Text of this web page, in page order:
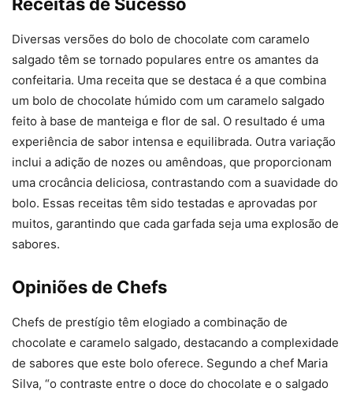
Receitas de Sucesso
Diversas versões do bolo de chocolate com caramelo
salgado têm se tornado populares entre os amantes da
confeitaria. Uma receita que se destaca é a que combina
um bolo de chocolate húmido com um caramelo salgado
feito à base de manteiga e flor de sal. O resultado é uma
experiência de sabor intensa e equilibrada. Outra variação
inclui a adição de nozes ou amêndoas, que proporcionam
uma crocância deliciosa, contrastando com a suavidade do
bolo. Essas receitas têm sido testadas e aprovadas por
muitos, garantindo que cada garfada seja uma explosão de
sabores.
Opiniões de Chefs
Chefs de prestígio têm elogiado a combinação de
chocolate e caramelo salgado, destacando a complexidade
de sabores que este bolo oferece. Segundo a chef Maria
Silva, “o contraste entre o doce do chocolate e o salgado